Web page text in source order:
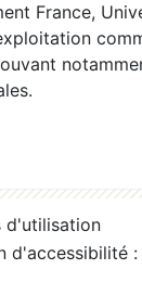
France,
d'utilisation
d'accessibilité